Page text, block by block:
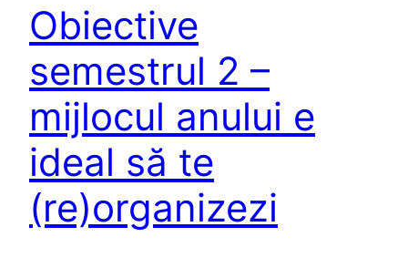
Obiective
semestrul 2 –
mijlocul anului e
ideal să te
(re)organizezi